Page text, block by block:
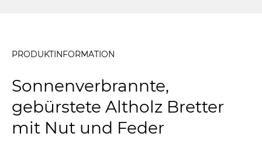
PRODUKTINFORMATION
Sonnenverbrannte,
gebürstete Altholz Bretter
mit Nut und Feder